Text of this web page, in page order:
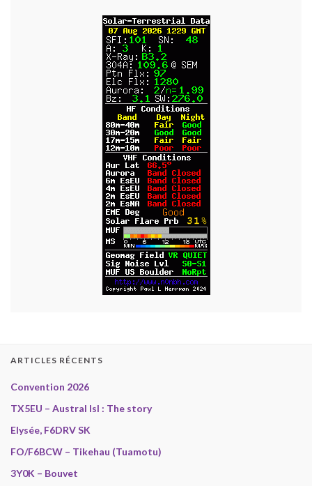
ARTICLES RÉCENTS
Convention 2026
TX5EU – Austral Isl : The story
Elysée, F6DRV SK
FO/F6BCW – Tikehau (Tuamotu)
3Y0K – Bouvet